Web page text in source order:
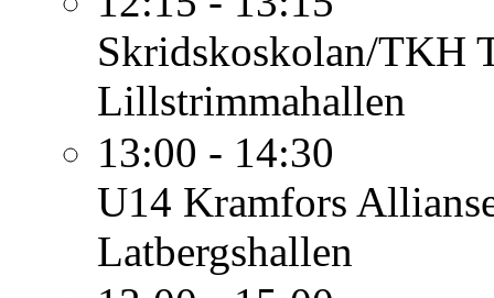
Skridskoskolan/TKH
Lillstrimmahallen
13:00 - 14:30
U14 Kramfors
Latbergshallen